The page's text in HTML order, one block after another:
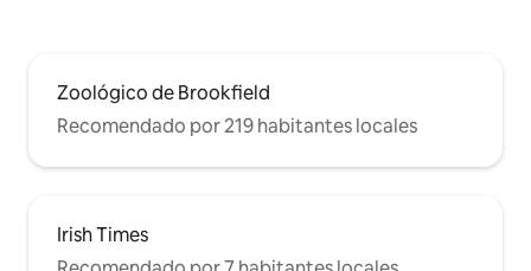
Zoológico de Brookfield
Recomendado por 219 habitantes locales
Irish Times